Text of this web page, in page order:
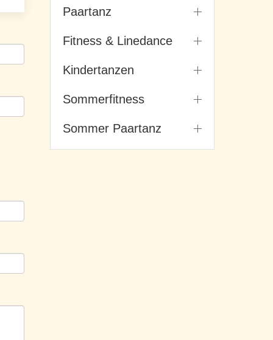
Paartanz
Fitness & Linedance
Kindertanzen
Sommerfitness
Sommer Paartanz